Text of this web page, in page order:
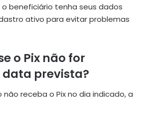
beneficiário tenha seus dados
ativo para evitar problemas
o Pix não for
prevista?
receba o Pix no dia indicado, a